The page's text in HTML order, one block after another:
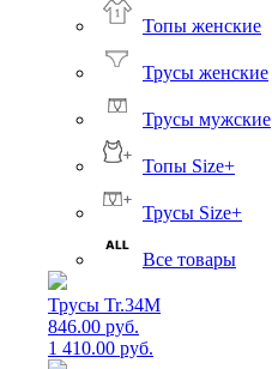
Топы женские
Трусы женские
Трусы мужские
Топы Size+
Трусы Size+
Все товары
Трусы Tr.34M
846.00 руб.
1 410.00 руб.